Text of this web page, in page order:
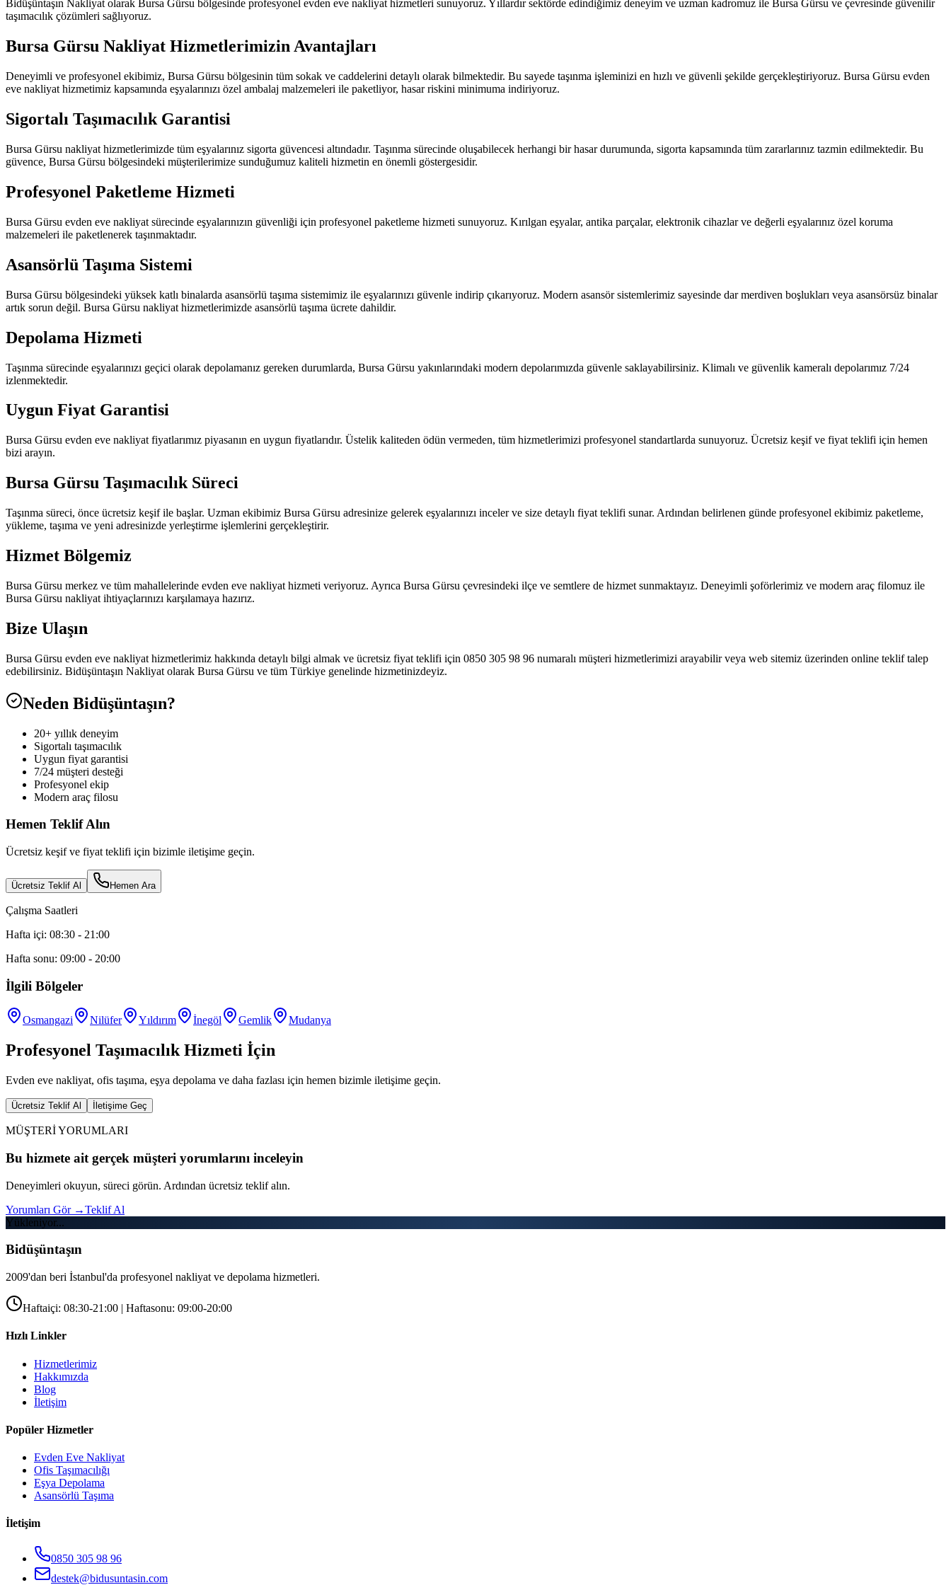
Bidüşüntaşın Nakliyat olarak Bursa Gürsu bölgesinde profesyonel evden eve nakliyat hizmetleri sunuyoruz. Yıllardır sektörde edindiğimiz deneyim ve uzman kadromuz ile Bursa Gürsu ve çevresinde güvenilir
taşımacılık çözümleri sağlıyoruz.
Bursa Gürsu Nakliyat Hizmetlerimizin Avantajları
Deneyimli ve profesyonel ekibimiz, Bursa Gürsu bölgesinin tüm sokak ve caddelerini detaylı olarak bilmektedir. Bu sayede taşınma işleminizi en hızlı ve güvenli şekilde gerçekleştiriyoruz. Bursa Gürsu evden
eve nakliyat hizmetimiz kapsamında eşyalarınızı özel ambalaj malzemeleri ile paketliyor, hasar riskini minimuma indiriyoruz.
Sigortalı Taşımacılık Garantisi
Bursa Gürsu nakliyat hizmetlerimizde tüm eşyalarınız sigorta güvencesi altındadır. Taşınma sürecinde oluşabilecek herhangi bir hasar durumunda, sigorta kapsamında tüm zararlarınız tazmin edilmektedir. Bu
güvence, Bursa Gürsu bölgesindeki müşterilerimize sunduğumuz kaliteli hizmetin en önemli göstergesidir.
Profesyonel Paketleme Hizmeti
Bursa Gürsu evden eve nakliyat sürecinde eşyalarınızın güvenliği için profesyonel paketleme hizmeti sunuyoruz. Kırılgan eşyalar, antika parçalar, elektronik cihazlar ve değerli eşyalarınız özel koruma
malzemeleri ile paketlenerek taşınmaktadır.
Asansörlü Taşıma Sistemi
Bursa Gürsu bölgesindeki yüksek katlı binalarda asansörlü taşıma sistemimiz ile eşyalarınızı güvenle indirip çıkarıyoruz. Modern asansör sistemlerimiz sayesinde dar merdiven boşlukları veya asansörsüz binalar
artık sorun değil. Bursa Gürsu nakliyat hizmetlerimizde asansörlü taşıma ücrete dahildir.
Depolama Hizmeti
Taşınma sürecinde eşyalarınızı geçici olarak depolamanız gereken durumlarda, Bursa Gürsu yakınlarındaki modern depolarımızda güvenle saklayabilirsiniz. Klimalı ve güvenlik kameralı depolarımız 7/24
izlenmektedir.
Uygun Fiyat Garantisi
Bursa Gürsu evden eve nakliyat fiyatlarımız piyasanın en uygun fiyatlarıdır. Üstelik kaliteden ödün vermeden, tüm hizmetlerimizi profesyonel standartlarda sunuyoruz. Ücretsiz keşif ve fiyat teklifi için hemen
bizi arayın.
Bursa Gürsu Taşımacılık Süreci
Taşınma süreci, önce ücretsiz keşif ile başlar. Uzman ekibimiz Bursa Gürsu adresinize gelerek eşyalarınızı inceler ve size detaylı fiyat teklifi sunar. Ardından belirlenen günde profesyonel ekibimiz paketleme,
yükleme, taşıma ve yeni adresinizde yerleştirme işlemlerini gerçekleştirir.
Hizmet Bölgemiz
Bursa Gürsu merkez ve tüm mahallelerinde evden eve nakliyat hizmeti veriyoruz. Ayrıca Bursa Gürsu çevresindeki ilçe ve semtlere de hizmet sunmaktayız. Deneyimli şoförlerimiz ve modern araç filomuz ile
Bursa Gürsu nakliyat ihtiyaçlarınızı karşılamaya hazırız.
Bize Ulaşın
Bursa Gürsu evden eve nakliyat hizmetlerimiz hakkında detaylı bilgi almak ve ücretsiz fiyat teklifi için 0850 305 98 96 numaralı müşteri hizmetlerimizi arayabilir veya web sitemiz üzerinden online teklif talep
edebilirsiniz. Bidüşüntaşın Nakliyat olarak Bursa Gürsu ve tüm Türkiye genelinde hizmetinizdeyiz.
Neden Bidüşüntaşın?
20+ yıllık deneyim
Sigortalı taşımacılık
Uygun fiyat garantisi
7/24 müşteri desteği
Profesyonel ekip
Modern araç filosu
Hemen Teklif Alın
Ücretsiz keşif ve fiyat teklifi için bizimle iletişime geçin.
Ücretsiz Teklif Al Hemen Ara
Çalışma Saatleri
Hafta içi: 08:30 - 21:00
Hafta sonu: 09:00 - 20:00
İlgili Bölgeler
Osmangazi Nilüfer Yıldırım İnegöl Gemlik Mudanya
Profesyonel Taşımacılık Hizmeti İçin
Evden eve nakliyat, ofis taşıma, eşya depolama ve daha fazlası için hemen bizimle iletişime geçin.
Ücretsiz Teklif Al İletişime Geç
MÜŞTERİ YORUMLARI
Bu hizmete ait gerçek müşteri yorumlarını inceleyin
Deneyimleri okuyun, süreci görün. Ardından ücretsiz teklif alın.
Yorumları Gör →Teklif Al
Yükleniyor...
Bidüşüntaşın
2009'dan beri İstanbul'da profesyonel nakliyat ve depolama hizmetleri.
Haftaiçi: 08:30-21:00 | Haftasonu: 09:00-20:00
Hızlı Linkler
Hizmetlerimiz
Hakkımızda
Blog
İletişim
Popüler Hizmetler
Evden Eve Nakliyat
Ofis Taşımacılığı
Eşya Depolama
Asansörlü Taşıma
İletişim
0850 305 98 96
destek@bidusuntasin.com